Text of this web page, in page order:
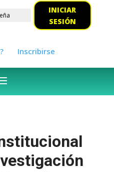
INICIAR
SESIÓN
Inscribirse